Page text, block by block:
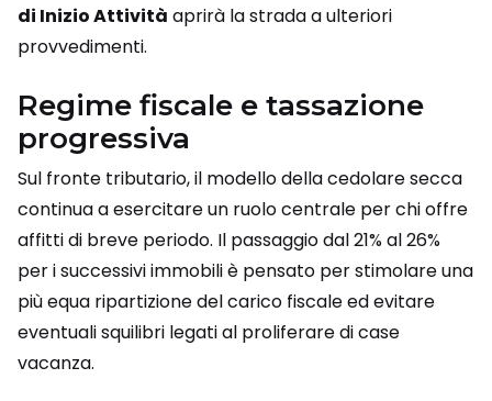
di Inizio Attività aprirà la strada a ulteriori
provvedimenti.
Regime fiscale e tassazione
progressiva
Sul fronte tributario, il modello della cedolare secca
continua a esercitare un ruolo centrale per chi offre
affitti di breve periodo. Il passaggio dal 21% al 26%
per i successivi immobili è pensato per stimolare una
più equa ripartizione del carico fiscale ed evitare
eventuali squilibri legati al proliferare di case
vacanza.